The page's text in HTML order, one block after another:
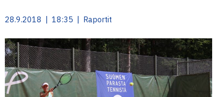
28.9.2018 | 18:35 | Raportit